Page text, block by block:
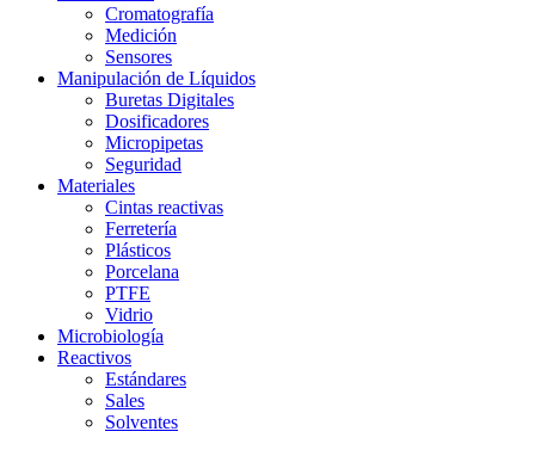
Cromatografía
Medición
Sensores
Manipulación de Líquidos
Buretas Digitales
Dosificadores
Micropipetas
Seguridad
Materiales
Cintas reactivas
Ferretería
Plásticos
Porcelana
PTFE
Vidrio
Microbiología
Reactivos
Estándares
Sales
Solventes